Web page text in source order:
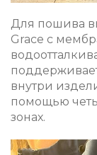
Для пошива
Grace с
внутри
помощью
зонах.